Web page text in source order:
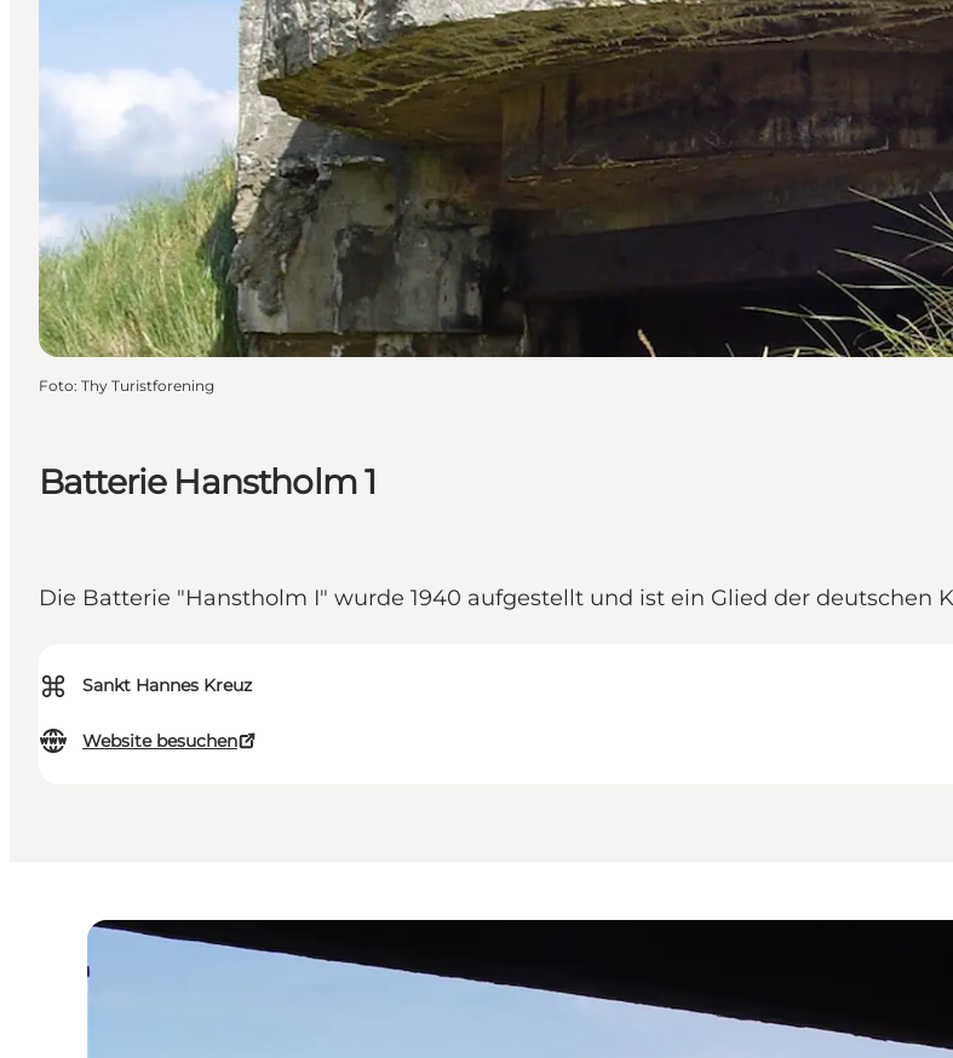
Batterie Hanstholm 1
Die Batterie "Hanstholm I" wurde 1940 aufgestellt und ist ein Glied der deutschen
⌘ Sankt Hannes Kreuz
Website besuchen
Foto: Thy Turistforening